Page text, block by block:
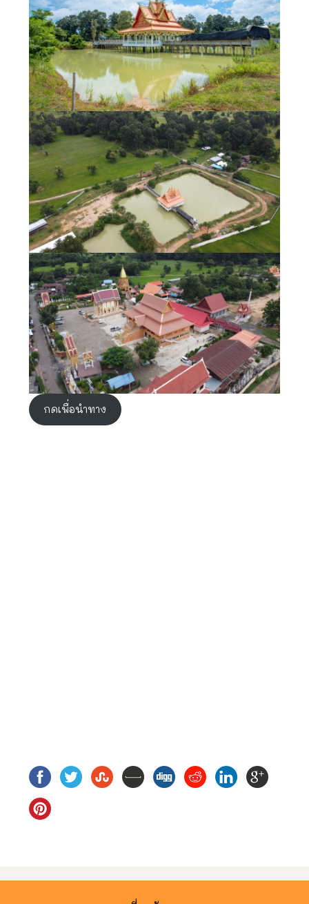
กดเพื่อนำทาง